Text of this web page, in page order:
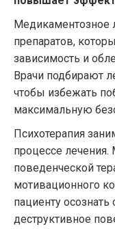
Медикаментозное
препаратов,
зависимость и
Врачи подбирают
чтобы избежать
максимальную
Психотерапия
процессе
поведенческой
мотивационного
пациенту
деструктивное